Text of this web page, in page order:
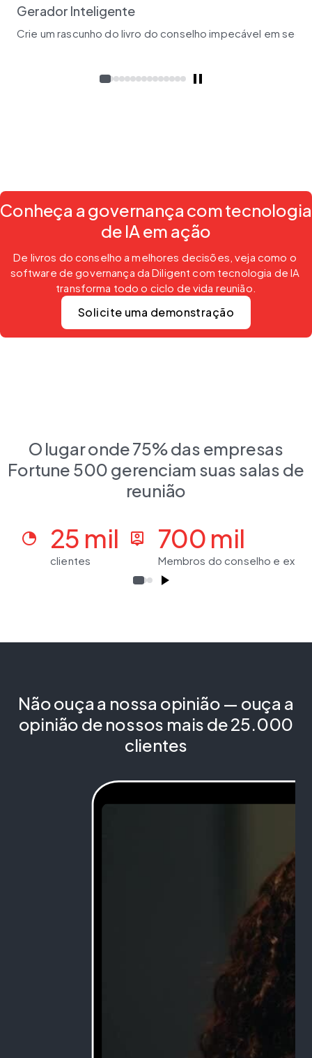
Gerador Inteligente
Crie um rascunho do livro do conselho impecável em
Conheça a governança com tecnologia
de IA em ação
De livros do conselho a melhores decisões, veja como o
software de governança da Diligent com tecnologia de IA
transforma todo o ciclo de vida reunião.
Solicite uma demonstração
O lugar onde 75% das empresas
Fortune 500 gerenciam suas salas de
reunião
clock_loader_20 25 mil
clientes
person_pin 700 mil
Membros do conselho e
Não ouça a nossa opinião — ouça a
opinião de nossos mais de 25.000
clientes